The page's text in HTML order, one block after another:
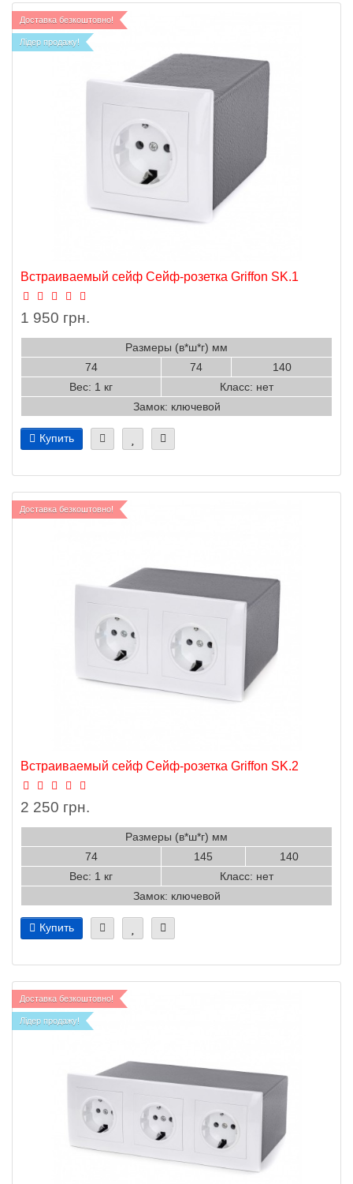
Доставка безкоштовно!
Лідер продажу!
Встраиваемый сейф Сейф-розетка Griffon SK.1
1 950 грн.
Размеры (в*ш*г) мм
74
74
140
Вес: 1 кг
Класс: нет
Замок: ключевой
Купить
Доставка безкоштовно!
Встраиваемый сейф Сейф-розетка Griffon SK.2
2 250 грн.
Размеры (в*ш*г) мм
74
145
140
Вес: 1 кг
Класс: нет
Замок: ключевой
Купить
Доставка безкоштовно!
Лідер продажу!